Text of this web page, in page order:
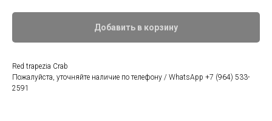
Добавить в корзину
Red trapezia Crab
Пожалуйста, уточняйте наличие по телефону / WhatsApp +7 (964) 533-
2591